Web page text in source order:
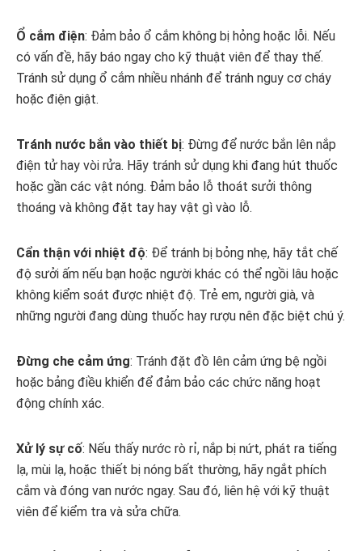
Ổ cắm điện: Đảm bảo ổ cắm không bị hỏng hoặc lỗi. Nếu
có vấn đề, hãy báo ngay cho kỹ thuật viên để thay thế.
Tránh sử dụng ổ cắm nhiều nhánh để tránh nguy cơ cháy
hoặc điện giật.
Tránh nước bắn vào thiết bị: Đừng để nước bắn lên nắp
điện tử hay vòi rửa. Hãy tránh sử dụng khi đang hút thuốc
hoặc gần các vật nóng. Đảm bảo lỗ thoát sưởi thông
thoáng và không đặt tay hay vật gì vào lỗ.
Cẩn thận với nhiệt độ: Để tránh bị bỏng nhẹ, hãy tắt chế
độ sưởi ấm nếu bạn hoặc người khác có thể ngồi lâu hoặc
không kiểm soát được nhiệt độ. Trẻ em, người già, và
những người đang dùng thuốc hay rượu nên đặc biệt chú ý.
Đừng che cảm ứng: Tránh đặt đồ lên cảm ứng bệ ngồi
hoặc bảng điều khiển để đảm bảo các chức năng hoạt
động chính xác.
Xử lý sự cố: Nếu thấy nước rò rỉ, nắp bị nứt, phát ra tiếng
lạ, mùi lạ, hoặc thiết bị nóng bất thường, hãy ngắt phích
cắm và đóng van nước ngay. Sau đó, liên hệ với kỹ thuật
viên để kiểm tra và sửa chữa.